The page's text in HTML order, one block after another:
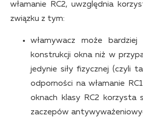
włamanie RC2, uwzględnia
związku z tym:
włamywacz może bardziej
konstrukcji okna niż w
jedynie siły fizycznej (czyli
odporności na włamanie
oknach klasy RC2 korzysta
zaczepów